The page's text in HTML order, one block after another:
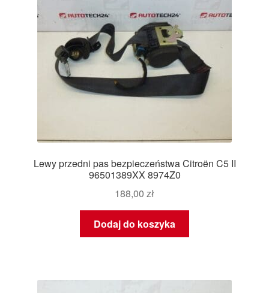
Lewy przedni pas bezpieczeństwa Citroën C5 II
96501389XX 8974Z0
188,00 zł
Dodaj do koszyka